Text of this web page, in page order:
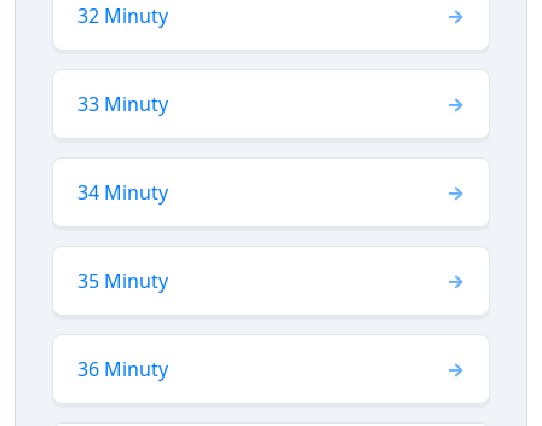
32 Minuty
33 Minuty
34 Minuty
35 Minuty
36 Minuty